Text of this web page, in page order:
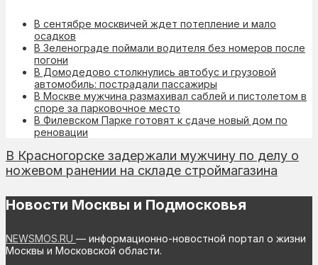
В сентябре москвичей ждет потепление и мало
осадков
В Зеленограде поймали водителя без номеров после
погони
В Домодедово столкнулись автобус и грузовой
автомобиль: пострадали пассажиры
В Москве мужчина размахивал саблей и пистолетом в
споре за парковочное место
В Филевском Парке готовят к сдаче новый дом по
реновации
В Красногорске задержали мужчину по делу о
ножевом ранении на складе строймагазина
Новости Москвы и Подмосковья
NEWSMOS.RU — информационно-новостной портал о жизни
Москвы и Московской области.